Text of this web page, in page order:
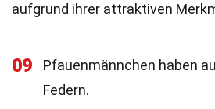
aufgrund ihrer attraktiven
09
Pfauenmännchen haben
Federn.